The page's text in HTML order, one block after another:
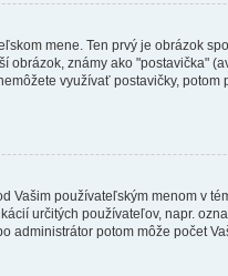
mene. Ten prvý je obrázok
známy ako "postavička"
využívať postavičky,
používateľským menom v
určitých používateľov, napr.
administrátor potom môže počet